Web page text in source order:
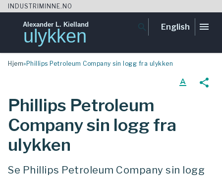
Skip
menu
INDUSTRIMINNE.NO
Alexander L. Kielland
ulykken search English
Hjem» Phillips Petroleum Company sin logg fra ulykken
Phillips Petroleum
Company sin logg fra
ulykken
text_format share
Se Phillips Petroleum Company sin logg